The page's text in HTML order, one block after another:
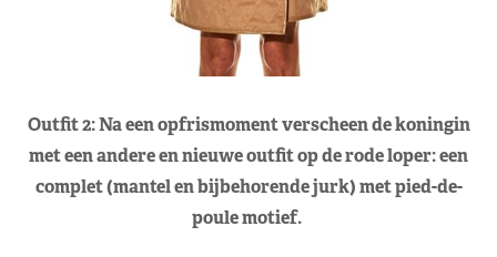
Outfit 2: Na een opfrismoment verscheen de koningin
met een andere en nieuwe outfit op de rode loper: een
complet (mantel en bijbehorende jurk) met pied-de-
poule motief.